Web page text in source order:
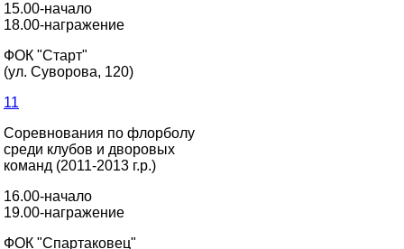
15.00-начало
18.00-награжение
ФОК "Старт"
(ул. Суворова, 120)
11
Соревнования по флорболу
среди клубов и дворовых
команд (2011-2013 г.р.)
16.00-начало
19.00-награжение
ФОК "Спартаковец"